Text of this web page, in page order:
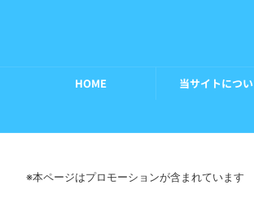
HOME 当サイトにつ
※本ページはプロモーションが含まれています